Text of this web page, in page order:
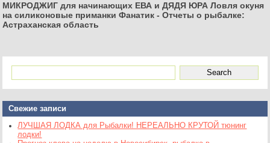
МИКРОДЖИГ для начинающих ЕВА и ДЯДЯ ЮРА Ловля окуня
на силиконовые приманки Фанатик -Отчеты о рыбалке:
Астраханская область
Свежие записи
ЛУЧШАЯ ЛОДКА для Рыбалки! НЕРЕАЛЬНО КРУТОЙ тюнинг
лодки!